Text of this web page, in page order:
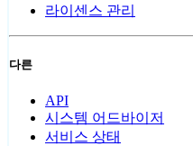
라이센스 관리
다른
API
시스템 어드바이저
서비스 상태